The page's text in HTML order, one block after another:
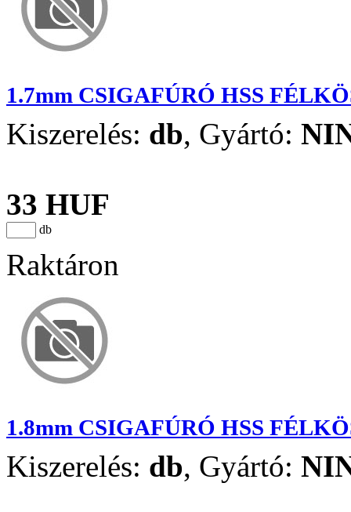
1.7mm CSIGAFÚRÓ HSS
Kiszerelés: db, Gyártó:
33 HUF
db
Raktáron
1.8mm CSIGAFÚRÓ HSS
Kiszerelés: db, Gyártó: